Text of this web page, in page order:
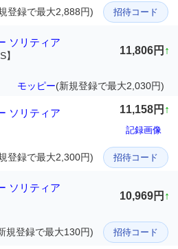
登録で最大2,888円) 招待コード
ソリティア
】 11,806円 ↑
モッピー(新規登録で最大2,030円)
ソリティア 11,158円 ↑
記録画像
登録で最大2,300円) 招待コード
ソリティア
10,969円 ↑
規登録で最大130円) 招待コード